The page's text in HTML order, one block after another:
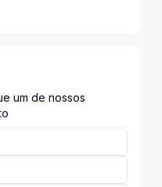
um de nossos